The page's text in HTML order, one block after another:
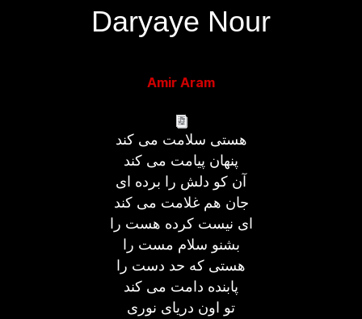
Daryaye Nour
Amir Aram
هستی سلامت می کند
پنهان پیامت می کند
آن کو دلش را برده ای
جان هم غلامت می کند
ای نیست کرده هست را
بشنو سلام مست را
هستی که حد دست را
پابنده دامت می کند
تو اون دریای نوری